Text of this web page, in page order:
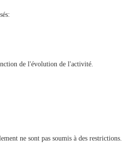
de l'évolution de l'activité.
ne sont pas soumis à des restrictions.